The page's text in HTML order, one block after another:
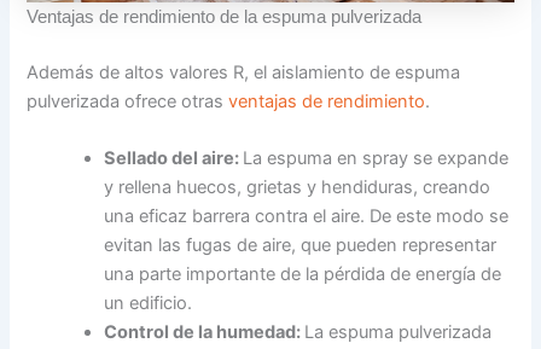
Ventajas de rendimiento de la espuma pulverizada
Además de altos valores R, el aislamiento de espuma
pulverizada ofrece otrasventajas de rendimiento.
Sellado del aire: La espuma en spray se expande
y rellena huecos, grietas y hendiduras, creando
una eficaz barrera contra el aire. De este modo se
evitan las fugas de aire, que pueden representar
una parte importante de la pérdida de energía de
un edificio.
Control de la humedad: La espuma pulverizada